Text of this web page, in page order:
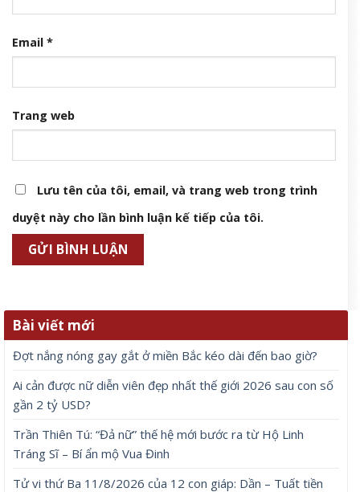
Email *
Trang web
Lưu tên của tôi, email, và trang web trong trình
duyệt này cho lần bình luận kế tiếp của tôi.
Bài viết mới
Đợt nắng nóng gay gắt ở miền Bắc kéo dài đến bao giờ?
Ai cản được nữ diễn viên đẹp nhất thế giới 2026 sau con số
gần 2 tỷ USD?
Trần Thiên Tú: “Đả nữ” thế hệ mới bước ra từ Hộ Linh
Tráng Sĩ – Bí ẩn mộ Vua Đinh
Tử vi thứ Ba 11/8/2026 của 12 con giáp: Dần – Tuất tiền